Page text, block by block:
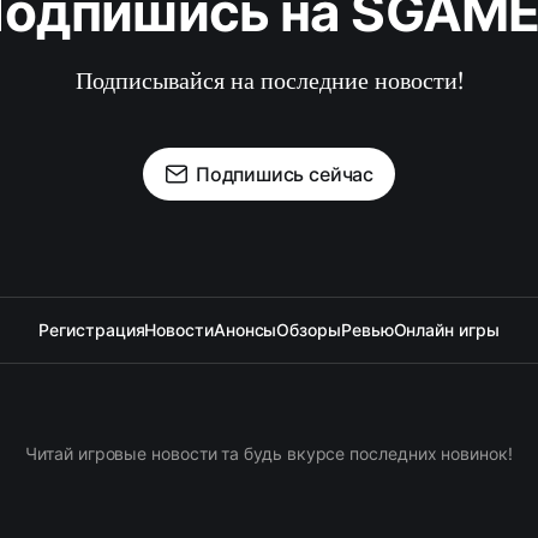
Подписывайся на последние новости!
Подпишись сейчас
РегистрацияНовостиАнонсыОбзорыРевьюОнлайн игры
Читай игровые новости та будь вкурсе последних новинок!